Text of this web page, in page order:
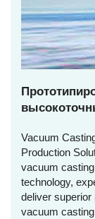
Vacuum
Production
vacuum
technology,
deliver superior
vacuum